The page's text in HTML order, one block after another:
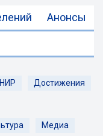
Анонсы
НИР Достижения
Медиа